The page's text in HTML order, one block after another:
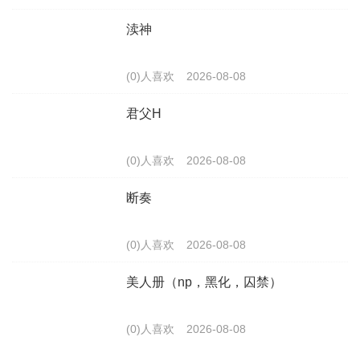
渎神
(0)人喜欢 2026-08-08
君父H
(0)人喜欢 2026-08-08
断奏
(0)人喜欢 2026-08-08
美人册（np，黑化，囚禁）
(0)人喜欢 2026-08-08